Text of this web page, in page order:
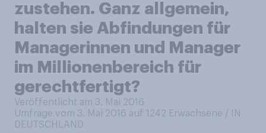
zustehen. Ganz allgemein,
halten sie Abfindungen für
Managerinnen und Manager
im Millionenbereich für
gerechtfertigt?
Veröffentlicht am 3. Mai 2016
Umfrage vom 3. Mai 2016 auf 1242 Erwachsene / IN
DEUTSCHLAND